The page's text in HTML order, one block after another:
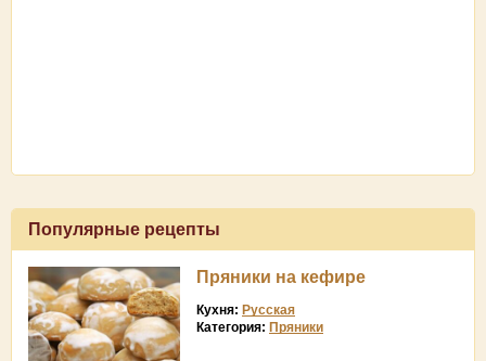
Популярные рецепты
Пряники на кефире
Кухня: Русская
Категория: Пряники